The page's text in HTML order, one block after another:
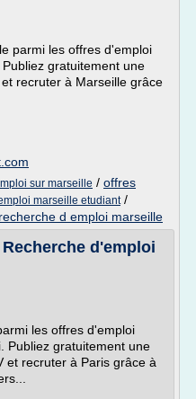
parmi les offres d'emploi
gratuitement une
recruter à Marseille grâce
sur marseille / offres
marseille etudiant/
recherche d emploi marseille
d'emploi
les offres d'emploi
Publiez gratuitement une
et recruter à Paris grâce à